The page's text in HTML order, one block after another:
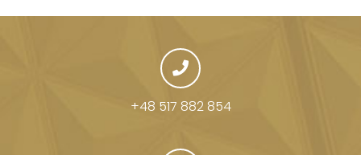
+48 517 882 854